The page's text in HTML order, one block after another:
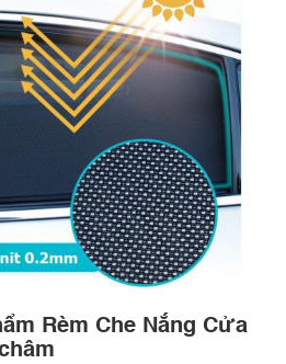
Rèm Che Nắng Cửa